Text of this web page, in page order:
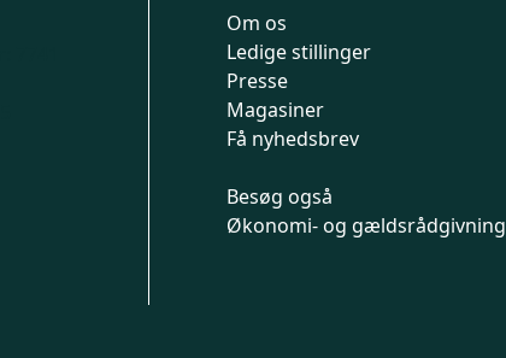
Om os
Ledige stillinger
Presse
Magasiner
Få nyhedsbrev
Besøg også
Økonomi- og gældsrådgivning